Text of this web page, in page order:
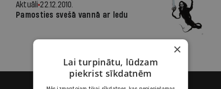
Aktuāli 22.12.2010.
Pamosties svešā vannā ar ledu
×
Lai turpinātu, lūdzam
piekrist sīkdatnēm